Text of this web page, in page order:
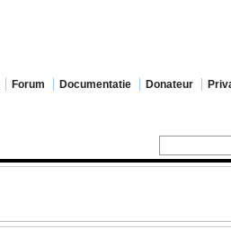
Forum Documentatie Donateur